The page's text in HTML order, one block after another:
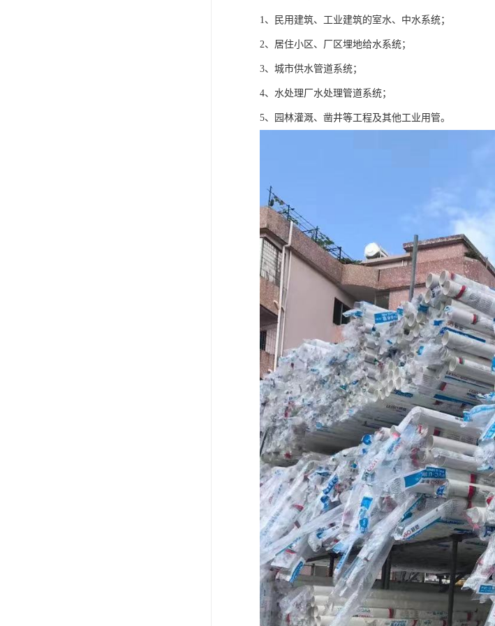
1、民用建筑、工业建筑的室水、中水系统；
2、居住小区、厂区埋地给水系统；
3、城市供水管道系统；
4、水处理厂水处理管道系统；
5、园林灌溉、凿井等工程及其他工业用管。